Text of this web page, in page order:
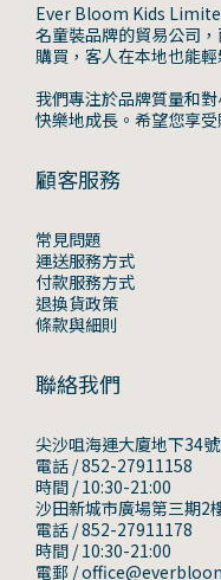
Ever Bloom Kids
名童裝品牌的貿易公司
購買，客人在本地也能
我們專注於品牌質量和
快樂地成長。希望您享
顧客服務
常見問題
運送服務方式
付款服務方式
退換貨政策
條款與細則
聯絡我們
尖沙咀海運大廈地下34
電話 / 852-27911158
時間 / 10:30-21:00
沙田新城市廣場第三期2
電話 / 852-27911178
時間 / 10:30-21:00
電郵 /